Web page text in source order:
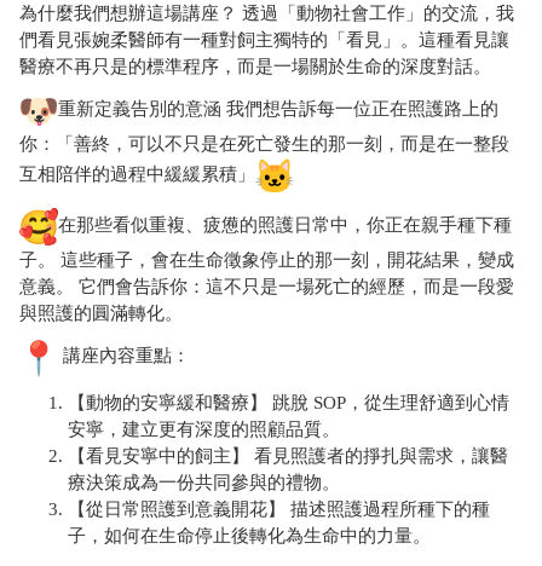
為什麼我們想辦這場講座？ 透過「動物社會工作」的交流， 我
們看見張婉柔醫師有一種對飼主獨特的「看見」。 這種看見讓
醫療不再只是的標準程序， 而是一場關於生命的深度對話。
重新定義告別的意涵 我們想告訴每一位正在照護路上的
你：「善終， 可以不只是在死亡發生的那一刻， 而是在一整段
互相陪伴的過程中緩緩累積」
在那些看似重複、疲憊的照護日常中，你正在親手種下種
子。 這些種子，會在生命徵象停止的那一刻，開花結果，變成
意義。 它們會告訴你：這不只是一場死亡的經歷， 而是一段愛
與照護的圓滿轉化。
講座內容重點：
【動物的安寧緩和醫療】 跳脫 SOP，從生理舒適到心情
安寧，建立更有深度的照顧品質。
【看見安寧中的飼主】 看見照護者的掙扎與需求，讓醫
療決策成為一份共同參與的禮物。
【從日常照護到意義開花】 描述照護過程所種下的種
子， 如何在生命停止後轉化為生命中的力量。